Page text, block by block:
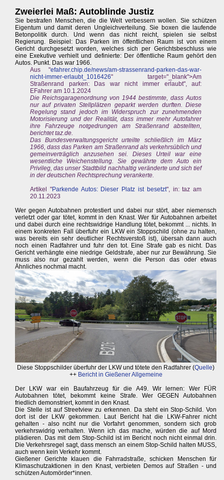
Zweierlei Maß: Autoblinde Justiz
Sie bestrafen Menschen, die die Welt verbessern wollen. Sie schützen
Eigentum und damit deren Ungleichverteilung. Sie boxen die laufende
Betonpolitik durch. Und wenn das nicht reicht, spielen sie selbst
Regierung. Beispiel: Das Parken im öffentlichen Raum ist von einem
Gericht durchgesetzt worden, welches sich per Gerichtsbeschluss wie
eine Exekutive verhielt und definierte: Der öffentliche Raum gehört den
Autos. Punkt. Das war 1966.
Aus "efahrer.chip.de/news/am-strassenrand-parken-das-war-
nicht-immer-erlaubt_1016426" target="_blank">Am
Straßenrand parken: Das war nicht immer erlaubt", auf:
EFahrer am 10.1.2024
Die Reichsgaragenordnung von 1944 bestimmte, dass Autos
nur auf privaten Stellplätzen geparkt werden durften. Diese
Regelung stand jedoch im Widerspruch zur zunehmenden
Motorisierung und der Realität, dass immer mehr Autofahrer
ihre Fahrzeuge notgedrungen am Straßenrand abstellten,
berichtet taz.de.
Das Bundesverwaltungsgericht urteilte schließlich im März
1966, dass das Parken am Straßenrand als verkehrsüblich und
gemeinverträglich anzusehen sei. Dieses Urteil war eine
wesentliche Weichenstellung. Sie gewährte dem Auto ein
Privileg, das unser Stadtbild nachhaltig veränderte und sich tief
in der deutschen Rechtsprechung verankerte.
Artikel "Parkende Autos: Dieser Platz ist besetzt", in: taz am
20.11.2023
Wer gegen Autobahnen protestiert und dabei nur stört, aber niemensch
verletzt oder gar tötet, kommt in den Knast. Wer für Autobahnen arbeitet
und dabei durch eine rechtswidrige Handlung tötet, bekommt ... nichts. In
einem konkreten Fall überfuhr ein LKW ein Stoppschild (ohne zu halten,
was bereits ein sehr deutlicher Rechtsverstoß ist), übersah dann auch
noch einen Radfahrer und fuhr den tot. Eine Strafe gab es nicht. Das
Gericht verhängte eine niedrige Geldstrafe, aber nur zur Bewährung. Sie
muss also nur gezahlt werden, wenn die Person das oder etwas
Ähnliches nochmal macht.
Diese Stoppschilder überfuhr der LKW und tötete den Radfahrer (Quelle)
++ Bericht in Gießener Allgemeine
Der LKW war ein Baufahrzeug für die A49. Wir lernen: Wer FÜR
Autobahnen tötet, bekommt keine Strafe. Wer GEGEN Autobahnen
friedlich demonstriert, kommt in den Knast.
Die Stelle ist auf Streetview zu erkennen. Da steht ein Stop-Schild. Von
dort ist der LKW gekommen. Laut Bericht hat die LKW-Fahrer nicht
gehalten - also nciht nur die Vorfahrt genommen, sondern sich grob
verkehrswidrig verhalten. Wenn ich das mache, würden die auf Mord
plädieren. Das mit dem Stop-Schild ist im Bericht noch nicht einmal drin.
Die Verkehrsregel sagt, dass mensch an einem Stop-Schild halten MUSS,
auch wenn kein Verkehr kommt.
Gießener Gerichte klauen die Fahrradstraße, schicken Menschen für
Klimaschutzaktionen in den Knast, verbieten Demos auf Straßen - und
schützen Automörder*innen.